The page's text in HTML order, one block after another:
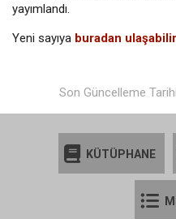
yayımlandı.
Yeni sayıya buradan
Son Güncelleme
KÜTÜPHANE